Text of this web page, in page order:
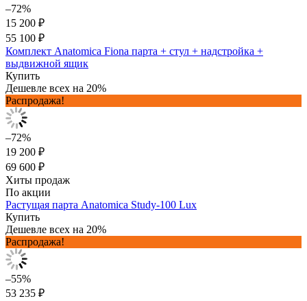
–72%
15 200 ₽
55 100 ₽
Комплект Anatomica Fiona парта + стул + надстройка +
выдвижной ящик
Купить
Дешевле всех на 20%
Распродажа!
–72%
19 200 ₽
69 600 ₽
Хиты продаж
По акции
Растущая парта Anatomica Study-100 Lux
Купить
Дешевле всех на 20%
Распродажа!
–55%
53 235 ₽